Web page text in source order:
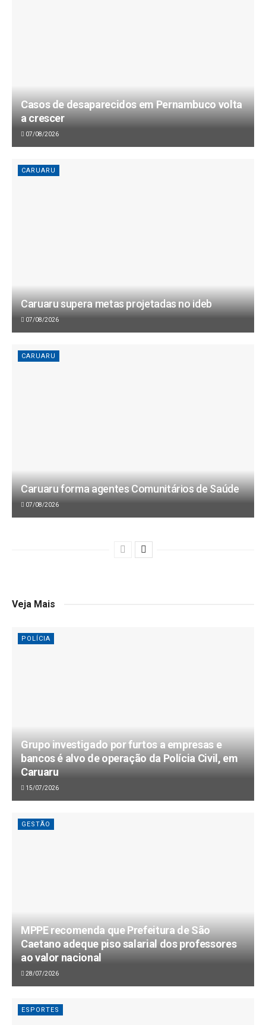
Casos de desaparecidos em Pernambuco volta
a crescer
07/08/2026
CARUARU
Caruaru supera metas projetadas no ideb
07/08/2026
CARUARU
Caruaru forma agentes Comunitários de Saúde
07/08/2026
Veja Mais
POLÍCIA
Grupo investigado por furtos a empresas e
bancos é alvo de operação da Polícia Civil, em
Caruaru
15/07/2026
GESTÃO
MPPE recomenda que Prefeitura de São
Caetano adeque piso salarial dos professores
ao valor nacional
28/07/2026
ESPORTES